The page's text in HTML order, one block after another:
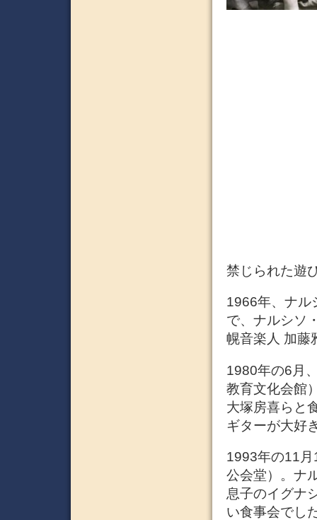
禁じられた遊
1966年、ナル
で、ナルシソ
幌音楽人 加藤
1980年の6月
教育文化会館
大塚房喜らと
ギターが大好
1993年の11
公会堂）。ナ
息子のイグナ
い食事会でし